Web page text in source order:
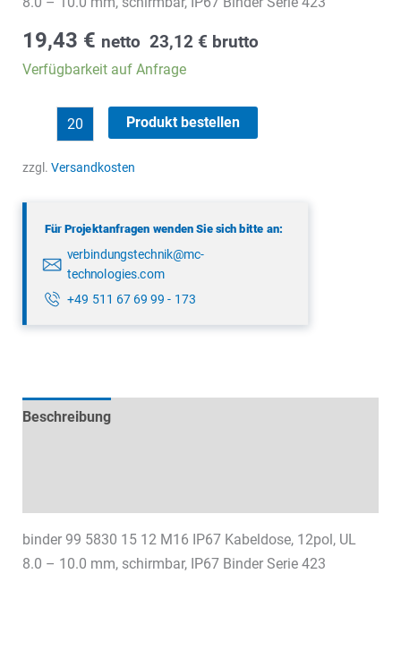
19,43 € netto 23,12 € brutto
Verfügbarkeit auf Anfrage
5830
Produkt bestellen
zzgl. Versandkosten
Für Projektanfragen wenden Sie sich bitte an:
verbindungstechnik@mc-
technologies.com
+49 511 67 69 99 - 173
Beschreibung
binder 99 5830 15 12 M16 IP67 Kabeldose, 12pol, UL
8.0 – 10.0 mm, schirmbar, IP67 Binder Serie 423